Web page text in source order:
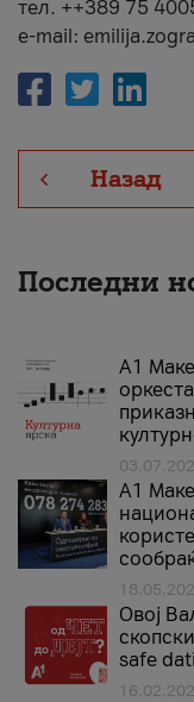
тел. ++389 75
e-mail:
Назад
Последни
А1
A1
Овој
safe